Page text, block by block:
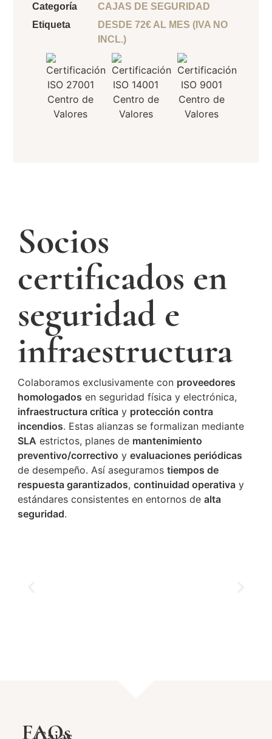
Categoría
CAJAS DE SEGURIDAD
Etiqueta
DESDE 72€ AL MES (IVA NO
INCL.)
Socios
certificados en
seguridad e
infraestructura
Colaboramos exclusivamente con proveedores
homologados en seguridad física y electrónica,
infraestructura críticay protección contra
incendios. Estas alianzas se formalizan mediante
SLA estrictos, planes de mantenimiento
preventivo/correctivo y evaluaciones periódicas
de desempeño. Así aseguramos tiempos de
respuesta garantizados, continuidad operativay
estándares consistentes en entornos de alta
seguridad.
FAQs